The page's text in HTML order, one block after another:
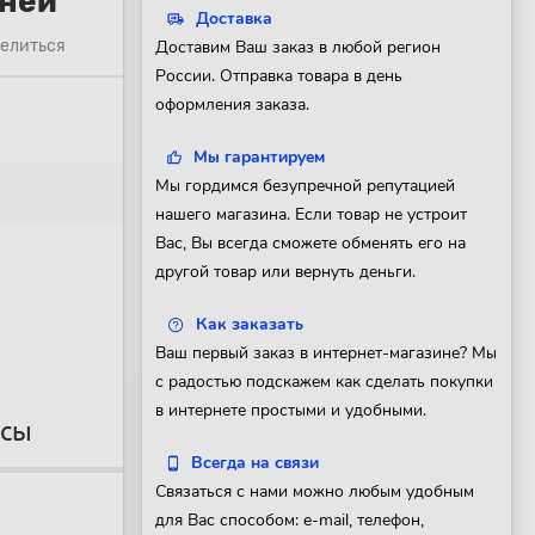
Доставка
Доставим Ваш заказ в любой регион
России. Отправка товара в день
оформления заказа.
Мы гарантируем
Мы гордимся безупречной репутацией
нашего магазина. Если товар не устроит
Вас, Вы всегда сможете обменять его на
другой товар или вернуть деньги.
Как заказать
Ваш первый заказ в интернет-магазине? Мы
с радостью подскажем как сделать покупки
в интернете простыми и удобными.
Всегда на связи
Связаться с нами можно любым удобным
для Вас способом: e-mail, телефон,